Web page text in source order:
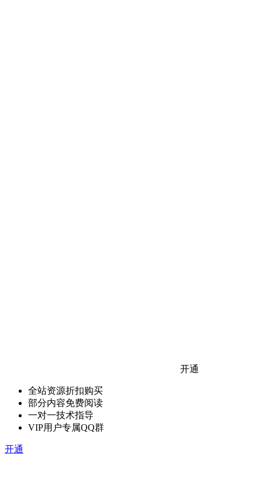
开通
全站资源折扣购买
部分内容免费阅读
一对一技术指导
VIP用户专属QQ群
开通